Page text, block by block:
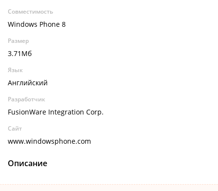
Совместимость
Windows Phone 8
Размер
3.71Мб
Язык
Английский
Разработчик
FusionWare Integration Corp.
Сайт
www.windowsphone.com
Описание